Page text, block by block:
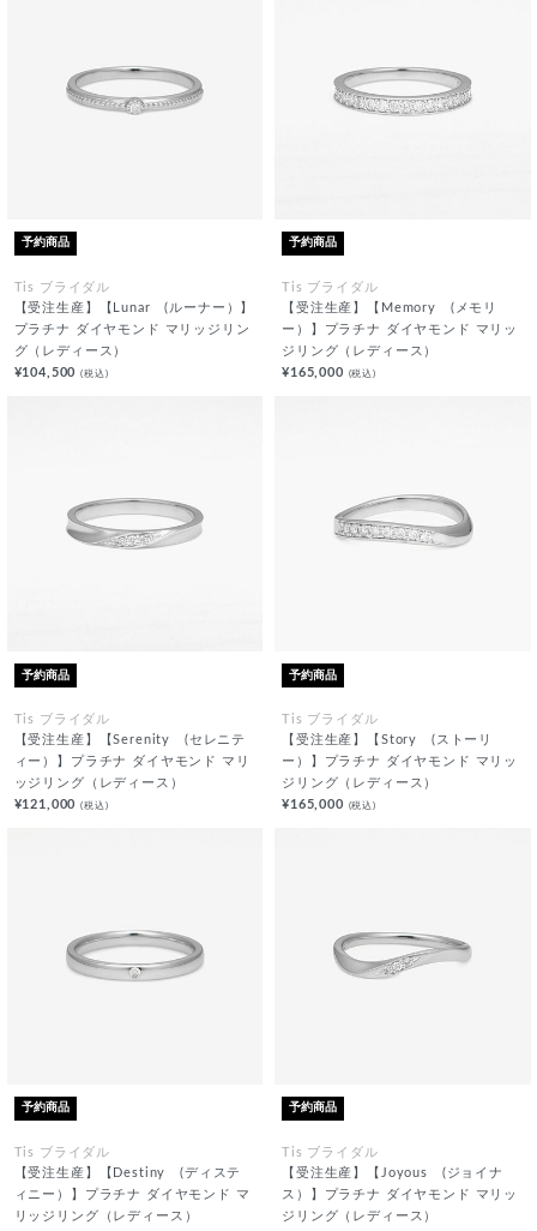
予約商品
Tis ブライダル
【受注生産】【Lunar (ルーナー）】
プラチナ ダイヤモンド マリッジリン
グ（レディース）
¥104,500(税込)
予約商品
Tis ブライダル
【受注生産】【Memory (メモリ
ー）】プラチナ ダイヤモンド マリッ
ジリング（レディース）
¥165,000 (税込)
予約商品
Tis ブライダル
【受注生産】【Serenity (セレニテ
ィー）】プラチナ ダイヤモンド マリ
ッジリング（レディース）
¥121,000(税込)
予約商品
Tis ブライダル
【受注生産】【Story (ストーリ
ー）】プラチナ ダイヤモンド マリッ
ジリング（レディース）
¥165,000 (税込)
予約商品
Tis ブライダル
【受注生産】【Destiny (ディステ
ィニー）】プラチナ ダイヤモンド マ
リッジリング（レディース）
予約商品
Tis ブライダル
【受注生産】【Joyous (ジョイナ
ス）】プラチナ ダイヤモンド マリッ
ジリング（レディース）